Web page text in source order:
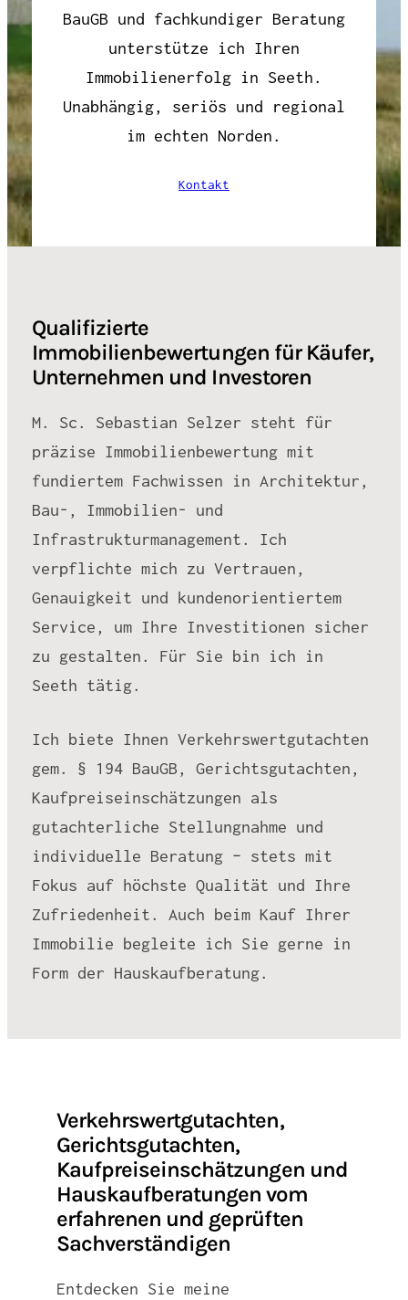
BauGB und fachkundiger Beratung
unterstütze ich Ihren
Immobilienerfolg in Seeth.
Unabhängig, seriös und regional
im echten Norden.
Kontakt
Qualifizierte
Immobilienbewertungen für Käufer,
Unternehmen und Investoren
M. Sc. Sebastian Selzer steht für
präzise Immobilienbewertung mit
fundiertem Fachwissen in Architektur,
Bau-, Immobilien- und
Infrastrukturmanagement. Ich
verpflichte mich zu Vertrauen,
Genauigkeit und kundenorientiertem
Service, um Ihre Investitionen sicher
zu gestalten. Für Sie bin ich in
Seeth tätig.
Ich biete Ihnen Verkehrswertgutachten
gem. § 194 BauGB, Gerichtsgutachten,
Kaufpreiseinschätzungen als
gutachterliche Stellungnahme und
individuelle Beratung – stets mit
Fokus auf höchste Qualität und Ihre
Zufriedenheit. Auch beim Kauf Ihrer
Immobilie begleite ich Sie gerne in
Form der Hauskaufberatung.
Verkehrswertgutachten,
Gerichtsgutachten,
Kaufpreiseinschätzungen und
Hauskaufberatungen vom
erfahrenen und geprüften
Sachverständigen
Entdecken Sie meine